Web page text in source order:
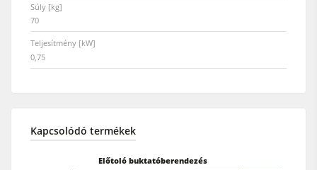
Súly [kg]
70
Teljesítmény [kW]
0,75
Kapcsolódó termékek
Előtoló buktatóberendezés